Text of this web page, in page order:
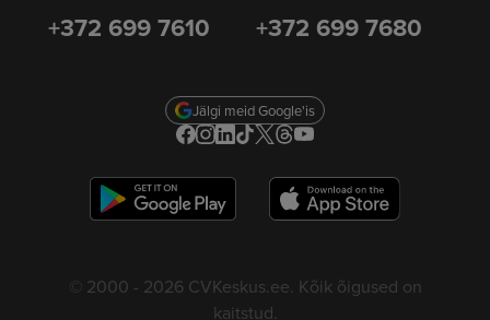
+372 699 7610 +372 699 7680
Jälgi meid Google'is
© 2000 - 2026 CVKeskus.ee. Kõik õigused on
kaitstud.